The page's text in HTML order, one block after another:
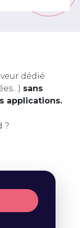
dédié
sans
applications.
?